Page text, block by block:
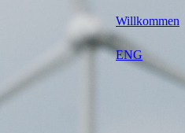
Willkommen
ENG